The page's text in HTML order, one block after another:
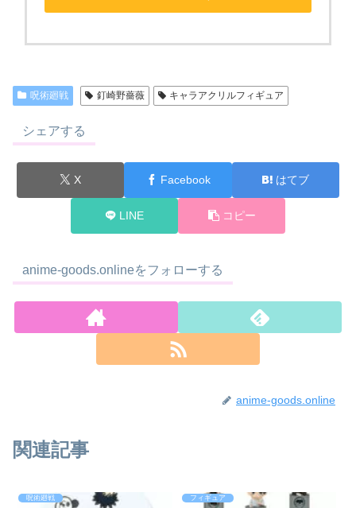
呪術廻戦 釘崎野薔薇 キャラアクリルフィギュア
シェアする
X Facebook はてブ
LINE コピー
anime-goods.onlineをフォローする
anime-goods.online
関連記事
呪術廻戦 フィギュア